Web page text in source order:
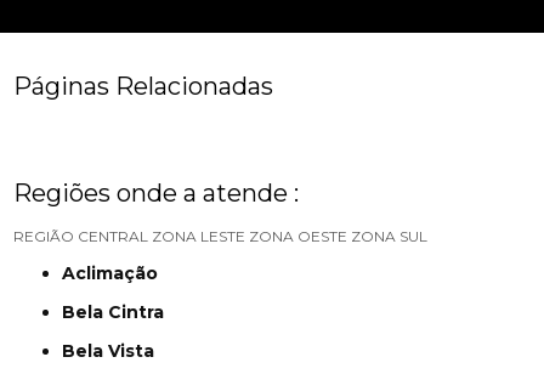
Páginas Relacionadas
Regiões onde a atende :
REGIÃO CENTRAL ZONA LESTE ZONA OESTE ZONA SUL
Aclimação
Bela Cintra
Bela Vista